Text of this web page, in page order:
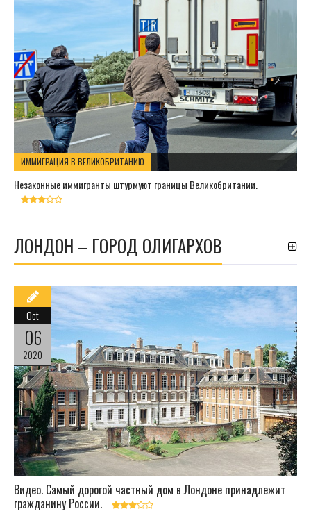
ИММИГРАЦИЯ В ВЕЛИКОБРИТАНИЮ
Незаконные иммигранты штурмуют границы Великобритании.
ЛОНДОН – ГОРОД ОЛИГАРХОВ
Видео. Самый дорогой частный дом в Лондоне принадлежит
гражданину России.
Oct
06
2020